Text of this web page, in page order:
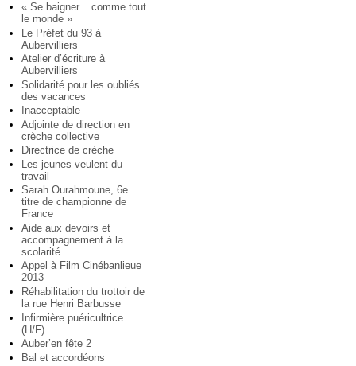
« Se baigner... comme tout
le monde »
Le Préfet du 93 à
Aubervilliers
Atelier d’écriture à
Aubervilliers
Solidarité pour les oubliés
des vacances
Inacceptable
Adjointe de direction en
crèche collective
Directrice de crèche
Les jeunes veulent du
travail
Sarah Ourahmoune, 6e
titre de championne de
France
Aide aux devoirs et
accompagnement à la
scolarité
Appel à Film Cinébanlieue
2013
Réhabilitation du trottoir de
la rue Henri Barbusse
Infirmière puéricultrice
(H/F)
Auber’en fête 2
Bal et accordéons